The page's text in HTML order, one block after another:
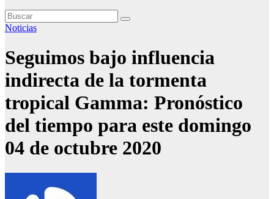
Noticias
Seguimos bajo influencia
indirecta de la tormenta
tropical Gamma: Pronóstico
del tiempo para este domingo
04 de octubre 2020